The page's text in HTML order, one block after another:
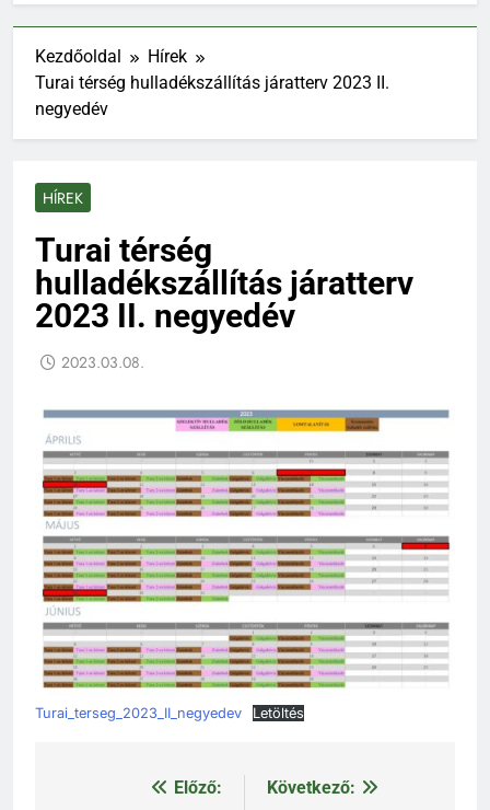
Kezdőoldal
Hírek
Turai térség hulladékszállítás járatterv 2023 II.
negyedév
HÍREK
Turai térség
hulladékszállítás járatterv
2023 II. negyedév
2023.03.08.
Turai_terseg_2023_II_negyedev Letöltés
BejegyzésElőző:
Következő: